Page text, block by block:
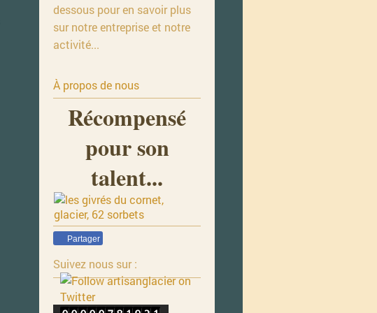
dessous pour en savoir plus
sur notre entreprise et notre
activité...
À propos de nous
Récompensé
pour son
talent...
Partager
Suivez nous sur :